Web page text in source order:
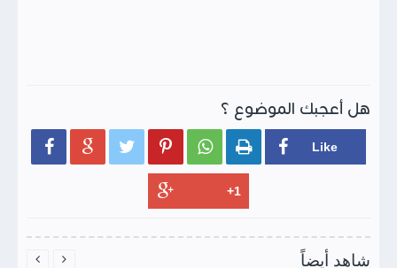
هل أعجبك الموضوع ؟
     
شاهد أيضاً  